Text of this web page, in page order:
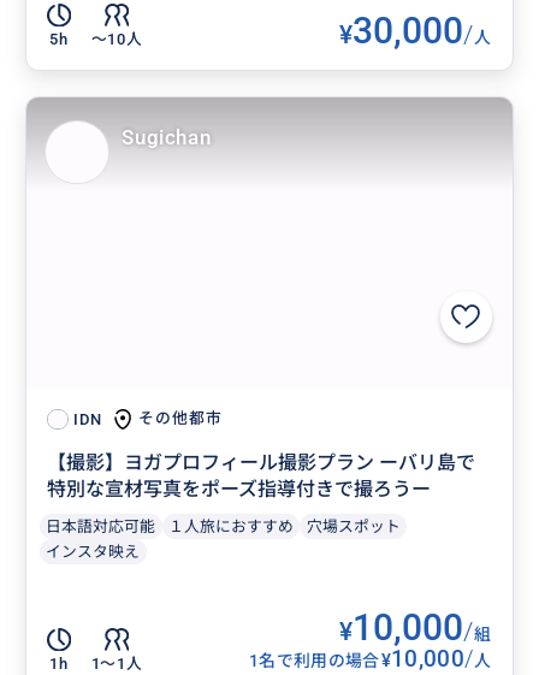
5h 〜10人 ¥30,000/人
IDN その他都市
【撮影】ヨガプロフィール撮影プラン ーバリ島で
特別な宣材写真をポーズ指導付きで撮ろうー
日本語対応可能 １人旅におすすめ
穴場スポット
インスタ映え
1h 1〜1人
¥10,000/組
1名で利用の場合¥10,000/人
Sugichan